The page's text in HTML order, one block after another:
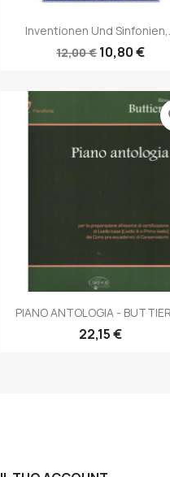
Anteprima
Inventionen Und
12,00 €10,80 €
Anteprima
PIANO ANTOLOGIA -
22,15 €